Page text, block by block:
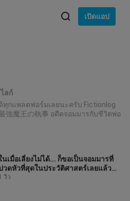
เปิดแอป
ไลก์
กแพลตฟอร์มเลยนะครับ Fictionlog
強魔王の執事 อดีตจอมมารกับชีวิตพ่อ
นเมื่อเลี่ยงไม่ได้... ก็ขอเป็นจอมมารที่
วดหัวที่สุดในประวัติศาสตร์เลยแล้ว
น!
วิว